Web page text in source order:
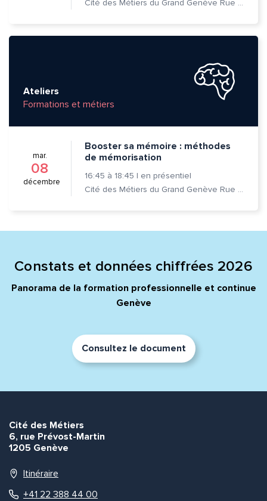
Cité des Métiers du Grand Genève Rue Prévost-Martin 6 1205 Genève
Ateliers
Formations et métiers
mar.
08
décembre
Booster sa mémoire : méthodes
de mémorisation
16:45 à 18:45 | en présentiel
Cité des Métiers du Grand Genève Rue Prévost-Martin 6 1205 Genève
Constats et données chiffrées 2026
Panorama de la formation professionnelle et continue
Genève
Consultez le document
Cité des Métiers
6, rue Prévost-Martin
1205 Genève
Itinéraire
+41 22 388 44 00